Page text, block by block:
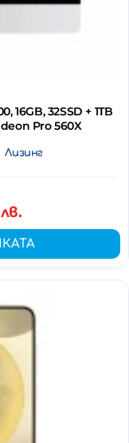
16GB, 32SSD + 1TB
Pro 560X
Лизинг
лв.